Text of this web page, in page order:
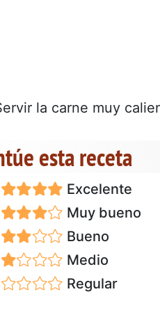
la carne muy
esta receta
Excelente
Muy bueno
Bueno
Medio
Regular